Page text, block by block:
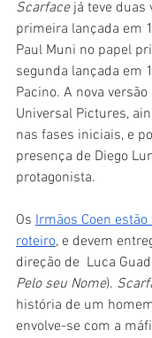
Scarface já teve duas
primeira lançada em
Paul Muni no papel
segunda lançada em
Pacino. A nova
Universal Pictures,
nas fases iniciais, e
presença de Diego
protagonista.
Os Irmãos Coen
roteiro, e devem
direção de  Luca
Pelo seu Nome).
história de um
envolve-se com a